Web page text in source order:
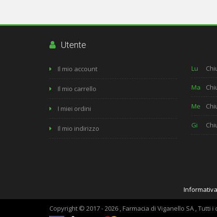
Utente
Il mio account
Il mio carrello
I miei ordini
Il mio indirizzo
Lu
Ma
Me
Gi
Copyright © 2017 - 2026 , Farmacia di Viganello SA , Tutti